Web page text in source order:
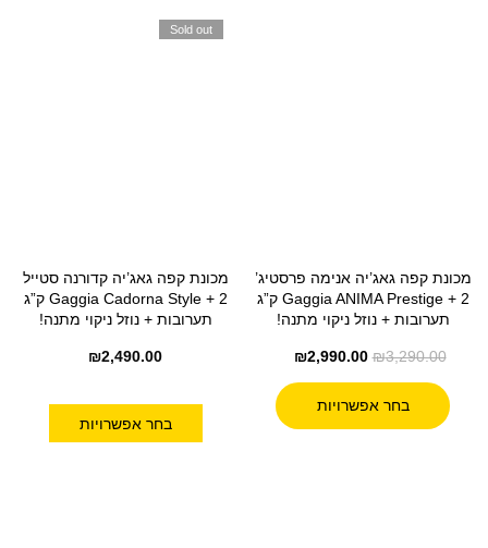
מכונת קפה גאג’יה אנימה פרסטיג’
Gaggia ANIMA Prestige + 2 ק”ג
תערובות + נוזל ניקוי מתנה!
₪3,290.00
₪2,990.00
בחר אפשרויות
Sold out
מכונת קפה גאג’יה קדורנה סטייל
Gaggia Cadorna Style + 2 ק”ג
תערובות + נוזל ניקוי מתנה!
₪2,490.00
בחר אפשרויות